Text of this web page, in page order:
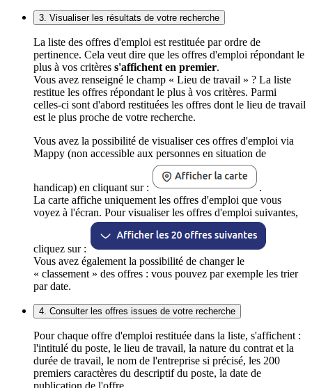
3. Visualiser les résultats de votre recherche
La liste des offres d'emploi est restituée par ordre de
pertinence. Cela veut dire que les offres d'emploi répondant le
plus à vos critères s'affichent en premier.
Vous avez renseigné le champ « Lieu de travail » ? La liste
restitue les offres répondant le plus à vos critères. Parmi
celles-ci sont d'abord restituées les offres dont le lieu de travail
est le plus proche de votre recherche.
Vous avez la possibilité de visualiser ces offres d'emploi via
Mappy (non accessible aux personnes en situation de
handicap) en cliquant sur :
.
La carte affiche uniquement les offres d'emploi que vous
voyez à l'écran. Pour visualiser les offres d'emploi suivantes,
cliquez sur :
Vous avez également la possibilité de changer le
« classement » des offres : vous pouvez par exemple les trier
par date.
4. Consulter les offres issues de votre recherche
Pour chaque offre d'emploi restituée dans la liste, s'affichent :
l'intitulé du poste, le lieu de travail, la nature du contrat et la
durée de travail, le nom de l'entreprise si précisé, les 200
premiers caractères du descriptif du poste, la date de